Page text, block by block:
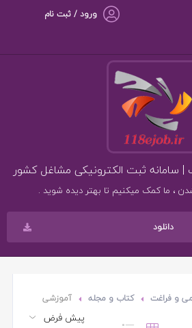
ورود / ثبت نام
، ما کمک میکنیم تا بهتر دیده شوید .
دانلود
و فراغت کتاب و مجله آموزشی